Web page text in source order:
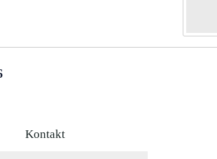
Kontakt